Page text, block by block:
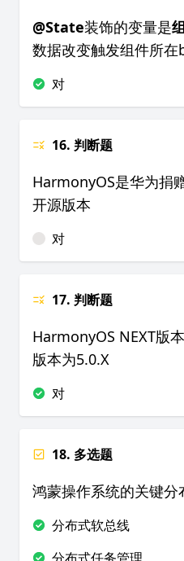
@State装饰的变量是
数据改变触发组件所在
对
16. 判断题
HarmonyOS是华为捐
开源版本
对
17. 判断题
HarmonyOS NEXT版
版本为5.0.X
对
18. 多选题
鸿蒙操作系统的关键分
分布式软总线